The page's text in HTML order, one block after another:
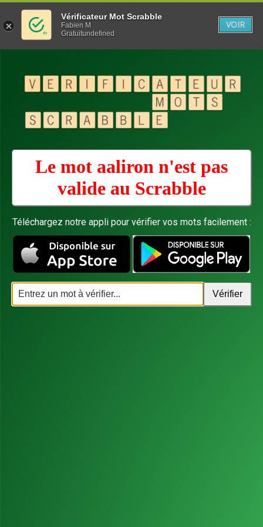
Le mot aaliron n'est pas
valide au Scrabble
Téléchargez notre appli pour vérifier vos mots facilement :
Vérificateur Mot Scrabble
Fabien M
Gratuitundefined
VOIR